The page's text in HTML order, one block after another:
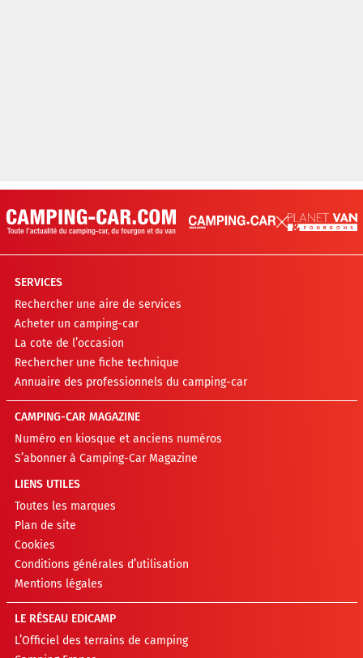
SERVICES
Rechercher une aire de services
Acheter un camping-car
La cote de l’occasion
Rechercher une fiche technique
Annuaire des professionnels du camping-car
CAMPING-CAR MAGAZINE
Numéro en kiosque et anciens numéros
S’abonner à Camping-Car Magazine
LIENS UTILES
Toutes les marques
Plan de site
Cookies
Conditions générales d’utilisation
Mentions légales
LE RÉSEAU EDICAMP
L’Officiel des terrains de camping